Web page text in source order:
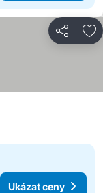
Sdílet
Ukázat ceny